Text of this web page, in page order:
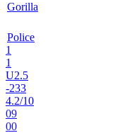
Gorilla
Police
1
1
U2.5
-233
4.2/10
09
00